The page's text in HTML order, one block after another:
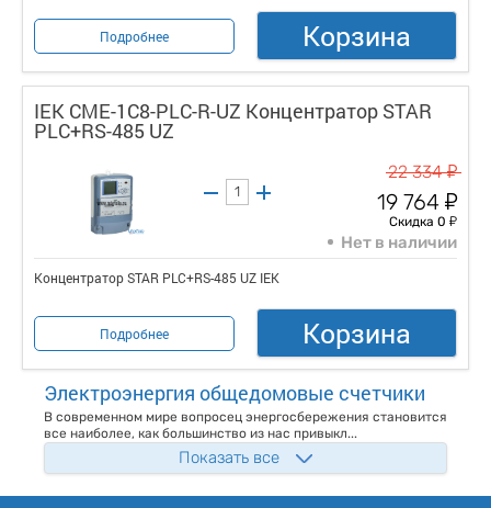
Подробнее Корзина
IEK CME-1C8-PLC-R-UZ Концентратор STAR
PLC+RS-485 UZ
22 334у
19 764 у
Скидка 0 у
Нет в наличии
Концентратор STAR PLC+RS-485 UZ IEK
Подробнее Корзина
Электроэнергия общедомовые счетчики
В современном мире вопросец энергосбережения становится
все наиболее, как большинство из нас привыкл...
Показать все